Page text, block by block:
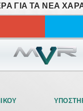
ΓΙΑ ΤΑ ΝΈΑ